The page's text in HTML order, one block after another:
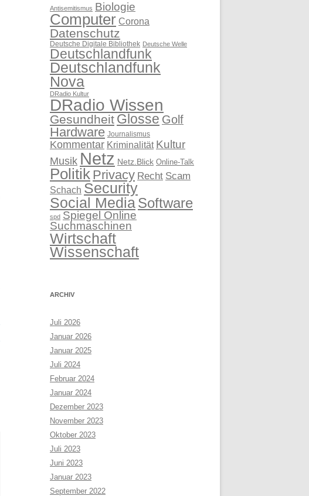
Antisemitismus Biologie
Computer Corona
Datenschutz
Deutsche Digitale Bibliothek Deutsche Welle
Deutschlandfunk
Deutschlandfunk
Nova
DRadio Kultur
DRadio Wissen
Gesundheit Glosse Golf
Hardware Journalismus
Kommentar Kriminalität Kultur
Musik Netz Netz.Blick Online-Talk
Politik Privacy Recht Scam
Schach Security
Social MediaSoftware
spd Spiegel Online
Suchmaschinen
Wirtschaft
Wissenschaft
ARCHIV
Juli 2026
Januar 2026
Januar 2025
Juli 2024
Februar 2024
Januar 2024
Dezember 2023
November 2023
Oktober 2023
Juli 2023
Juni 2023
Januar 2023
September 2022